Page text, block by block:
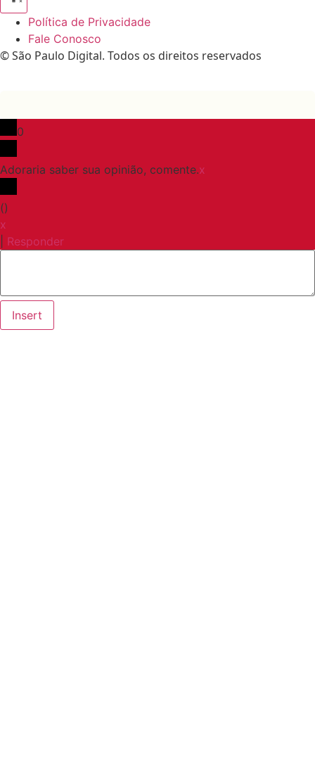
Política de Privacidade
Fale Conosco
© São Paulo Digital. Todos os direitos reservados
0
Adoraria saber sua opinião, comente.x
()
x
Responder
Insert